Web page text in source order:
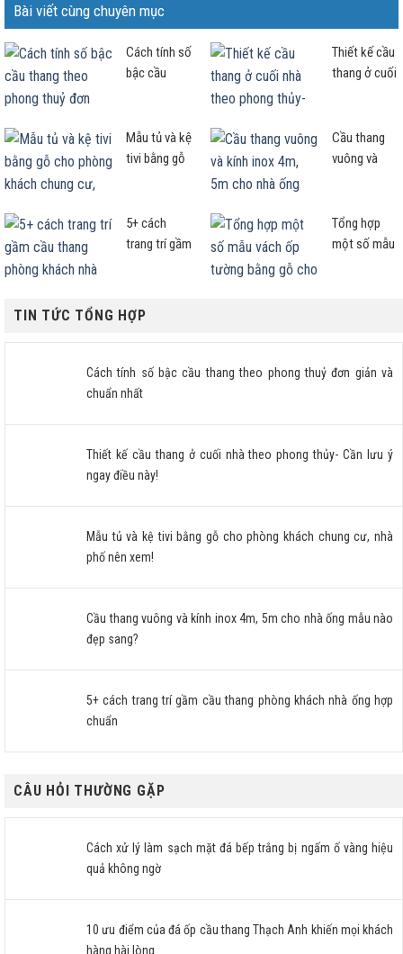
Bài viết cùng chuyên mục
Cách tính số
bậc cầu
đơn giản và
chuẩn nhất
Thiết kế cầu
thang ở cuối
Cần lưu ý
ngay điều
Mẫu tủ và kệ
tivi bằng gỗ
cư, nhà phố
nên xem!
Cầu thang
vuông và
nhà ống mẫu
nào đẹp
5+ cách
trang trí gầm
nhà ống hợp
chuẩn
Tổng hợp
một số mẫu
và đầu
giường
TIN TỨC TỔNG HỢP
Cách tính số bậc cầu thang theo phong thuỷ đơn giản và
chuẩn nhất
Thiết kế cầu thang ở cuối nhà theo phong thủy- Cần lưu ý
ngay điều này!
Mẫu tủ và kệ tivi bằng gỗ cho phòng khách chung cư, nhà
phố nên xem!
Cầu thang vuông và kính inox 4m, 5m cho nhà ống mẫu nào
đẹp sang?
5+ cách trang trí gầm cầu thang phòng khách nhà ống hợp
chuẩn
CÂU HỎI THƯỜNG GẶP
Cách xử lý làm sạch mặt đá bếp trắng bị ngấm ố vàng hiệu
quả không ngờ
10 ưu điểm của đá ốp cầu thang Thạch Anh khiến mọi khách
hàng hài lòng